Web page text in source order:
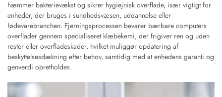
hæmmer bakterievækst og sikrer hygiejnisk overflade, især vigtigt for
enheder, der bruges i sundhedsvæsen, uddannelse eller
fødevarebranchen. Fjerningsprocessen bevarer bærbare computers
overflader gennem specialiseret klæbekemi, der frigiver ren og uden
rester eller overfladeskader, hvilket muliggør opdatering af
beskyttelsesdækning efter behov, samtidig med at enhedens garanti og
genverdi opretholdes.